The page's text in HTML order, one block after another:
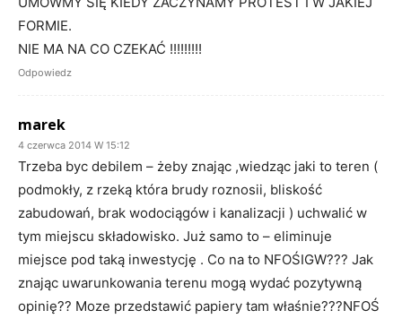
FORMIE.
NIE MA NA CO CZEKAĆ !!!!!!!!!
Odpowiedz
marek
4 czerwca 2014 W 15:12
Trzeba byc debilem – żeby znając ,wiedząc jaki to teren (
podmokły, z rzeką która brudy roznosii, bliskość
zabudowań, brak wodociągów i kanalizacji ) uchwalić w
tym miejscu składowisko. Już samo to – eliminuje
miejsce pod taką inwestycję . Co na to NFOŚIGW??? Jak
znając uwarunkowania terenu mogą wydać pozytywną
opinię?? Moze przedstawić papiery tam właśnie???NFOŚ